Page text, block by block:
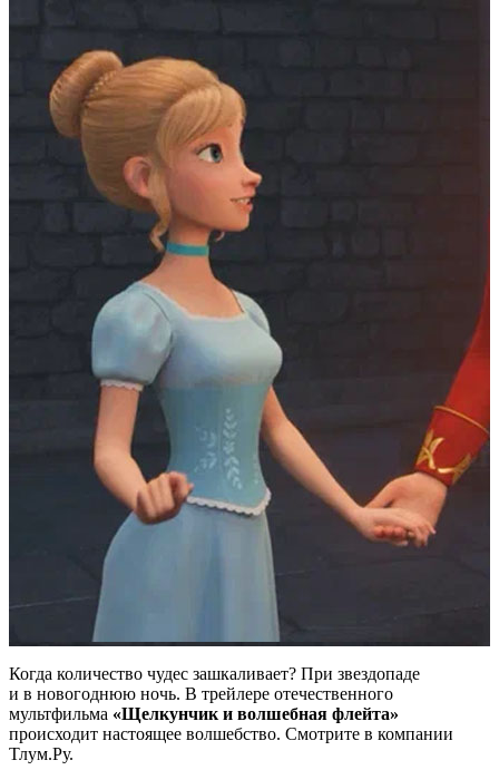
Когда количество чудес зашкаливает? При звездопаде
и в новогоднюю ночь. В трейлере отечественного
мультфильма «Щелкунчик и волшебная флейта»
происходит настоящее волшебство. Смотрите в компании
Тлум.Ру.